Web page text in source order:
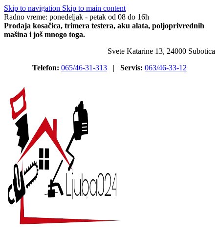
Skip to navigation Skip to main content
Radno vreme: ponedeljak - petak od 08 do 16h
Prodaja kosačica, trimera testera, aku alata, poljoprivrednih
mašina i još mnogo toga.
Svete Katarine 13, 24000 Subotica
Telefon: 065/46-31-313 | Servis: 063/46-33-12